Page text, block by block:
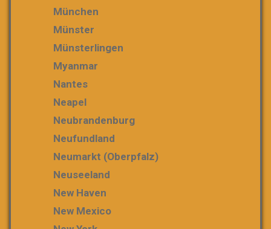
München
Münster
Münsterlingen
Myanmar
Nantes
Neapel
Neubrandenburg
Neufundland
Neumarkt (Oberpfalz)
Neuseeland
New Haven
New Mexico